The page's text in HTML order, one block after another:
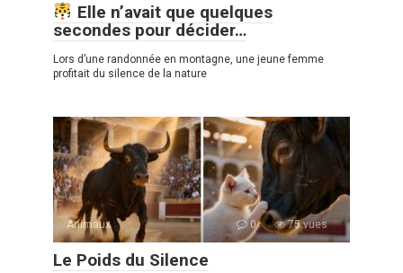
Elle n’avait que quelques
secondes pour décider…
Lors d’une randonnée en montagne, une jeune femme
profitait du silence de la nature
Animaux 0 75 vues
Le Poids du Silence